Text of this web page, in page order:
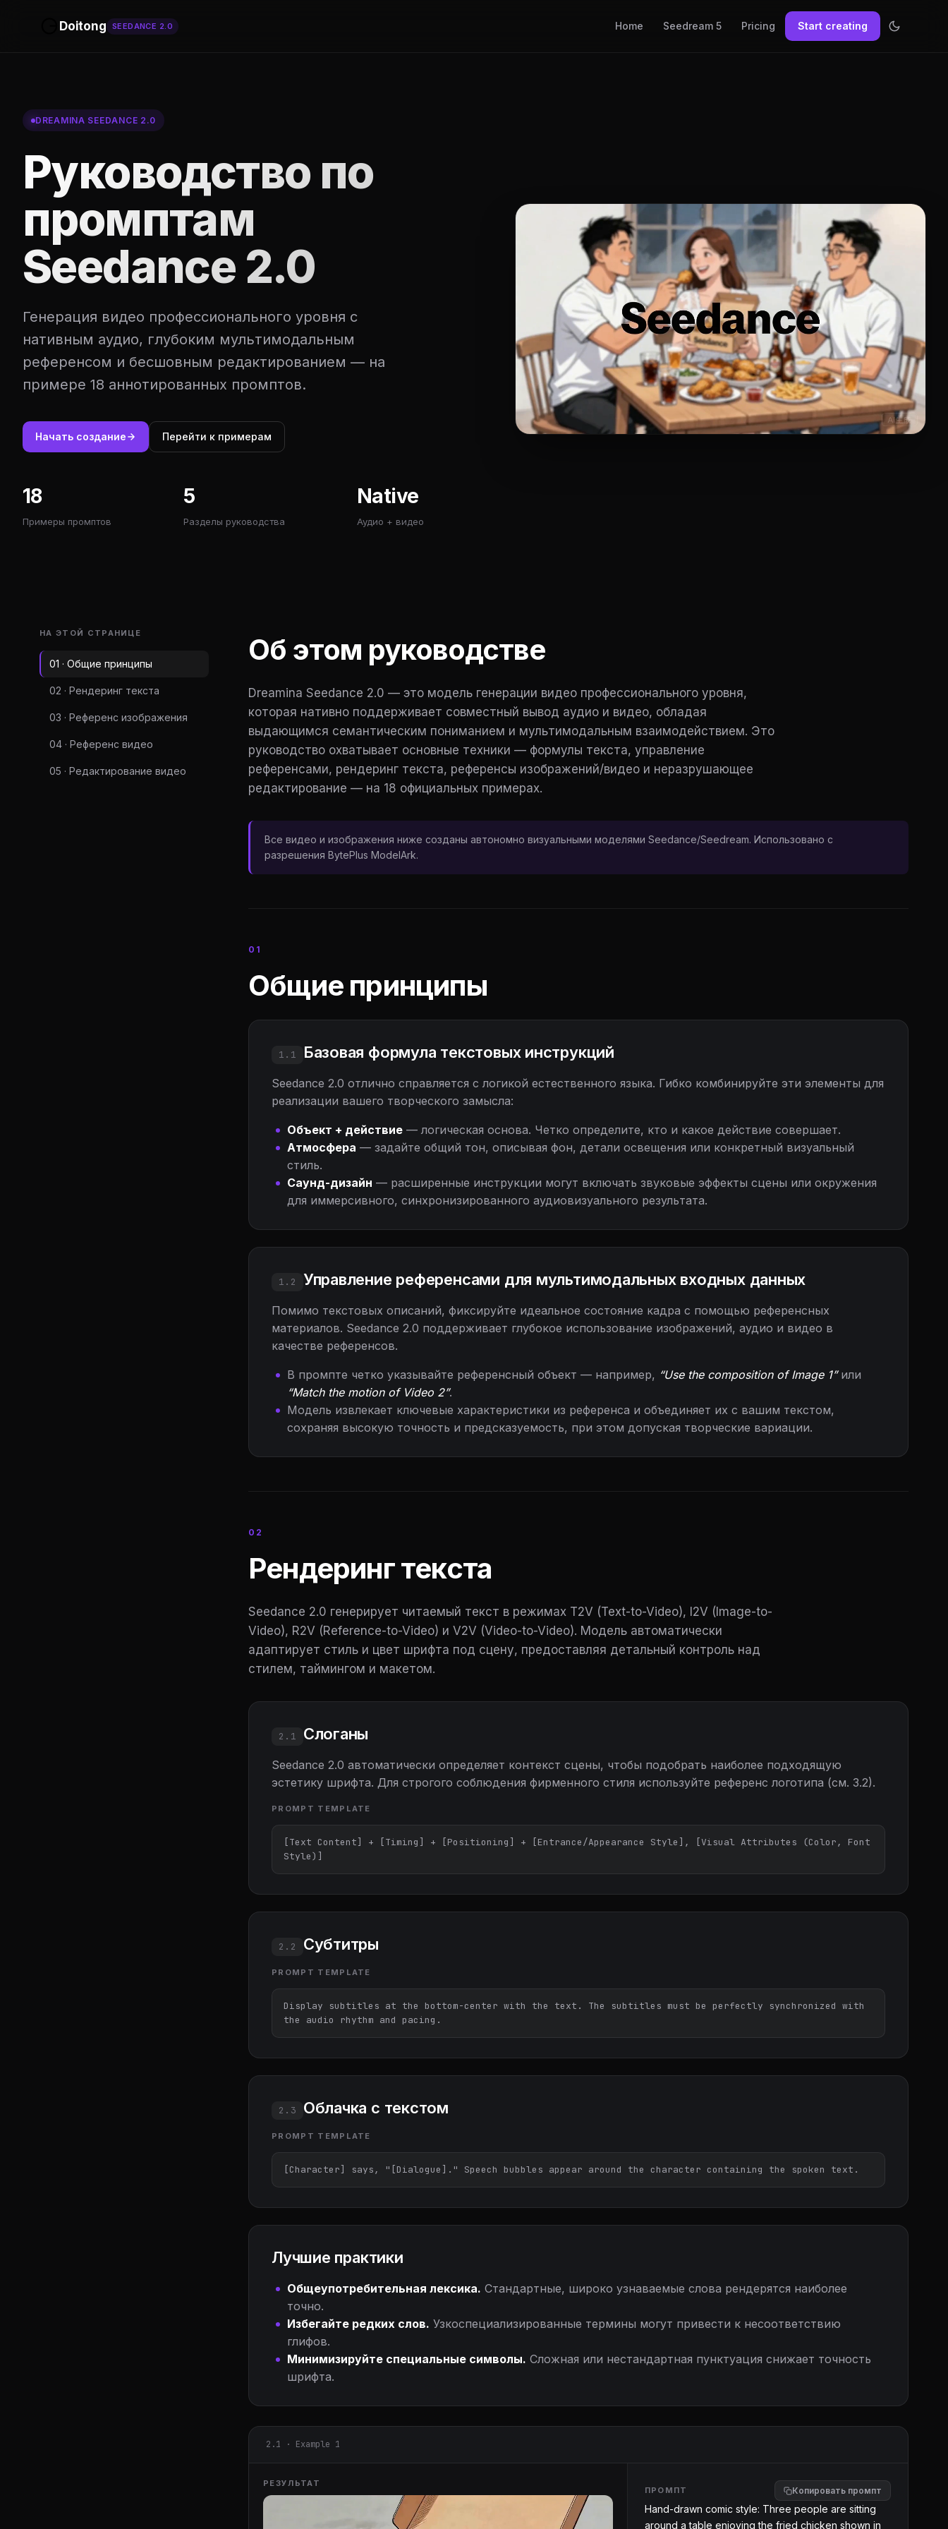
Doitong SEEDANCE 2.0 Home Seedream 5 Pricing Start creating
DREAMINA SEEDANCE 2.0
Руководство по
промптам
Seedance 2.0
Генерация видео профессионального уровня с
нативным аудио, глубоким мультимодальным
референсом и бесшовным редактированием — на
примере 18 аннотированных промптов.
Начать создание Перейти к примерам
18
Примеры промптов
5
Разделы руководства
Native
Аудио + видео
НА ЭТОЙ СТРАНИЦЕ
01 · Общие принципы
02 · Рендеринг текста
03 · Референс изображения
04 · Референс видео
05 · Редактирование видео
Об этом руководстве
Dreamina Seedance 2.0 — это модель генерации видео профессионального уровня,
которая нативно поддерживает совместный вывод аудио и видео, обладая
выдающимся семантическим пониманием и мультимодальным взаимодействием. Это
руководство охватывает основные техники — формулы текста, управление
референсами, рендеринг текста, референсы изображений/видео и неразрушающее
редактирование — на 18 официальных примерах.
Все видео и изображения ниже созданы автономно визуальными моделями Seedance/Seedream. Использовано с
разрешения BytePlus ModelArk.
01
Общие принципы
1.1 Базовая формула текстовых инструкций
Seedance 2.0 отлично справляется с логикой естественного языка. Гибко комбинируйте эти элементы для
реализации вашего творческого замысла:
Объект + действие — логическая основа. Четко определите, кто и какое действие совершает.
Атмосфера — задайте общий тон, описывая фон, детали освещения или конкретный визуальный
стиль.
Саунд-дизайн — расширенные инструкции могут включать звуковые эффекты сцены или окружения
для иммерсивного, синхронизированного аудиовизуального результата.
1.2 Управление референсами для мультимодальных входных данных
Помимо текстовых описаний, фиксируйте идеальное состояние кадра с помощью референсных
материалов. Seedance 2.0 поддерживает глубокое использование изображений, аудио и видео в
качестве референсов.
В промпте четко указывайте референсный объект — например, “Use the composition of Image 1”или
“Match the motion of Video 2”.
Модель извлекает ключевые характеристики из референса и объединяет их с вашим текстом,
сохраняя высокую точность и предсказуемость, при этом допуская творческие вариации.
02
Рендеринг текста
Seedance 2.0 генерирует читаемый текст в режимах T2V (Text-to-Video), I2V (Image-to-
Video), R2V (Reference-to-Video) и V2V (Video-to-Video). Модель автоматически
адаптирует стиль и цвет шрифта под сцену, предоставляя детальный контроль над
стилем, таймингом и макетом.
2.1 Слоганы
Seedance 2.0 автоматически определяет контекст сцены, чтобы подобрать наиболее подходящую
эстетику шрифта. Для строгого соблюдения фирменного стиля используйте референс логотипа (см. 3.2).
PROMPT TEMPLATE
[Text Content] + [Timing] + [Positioning] + [Entrance/Appearance Style], [Visual Attributes (Color, Font
Style)]
2.2 Субтитры
PROMPT TEMPLATE
Display subtitles at the bottom-center with the text. The subtitles must be perfectly synchronized with
the audio rhythm and pacing.
2.3 Облачка с текстом
PROMPT TEMPLATE
[Character] says, "[Dialogue]." Speech bubbles appear around the character containing the spoken text.
Лучшие практики
Общеупотребительная лексика. Стандартные, широко узнаваемые слова рендерятся наиболее
точно.
Избегайте редких слов. Узкоспециализированные термины могут привести к несоответствию
глифов.
Минимизируйте специальные символы. Сложная или нестандартная пунктуация снижает точность
шрифта.
2.1 · Example 1
РЕЗУЛЬТАТ
ПРОМПТ Копировать промпт
Hand-drawn comic style: Three people are sitting
around a table enjoying the fried chicken shown in